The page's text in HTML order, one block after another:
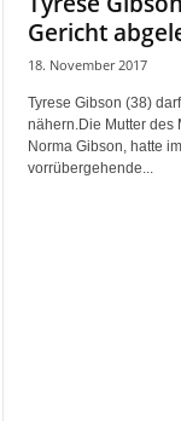
Gericht
18. November 2017
Tyrese Gibson (38)
nähern.Die Mutter des
Norma Gibson, hatte
vorrübergehende...